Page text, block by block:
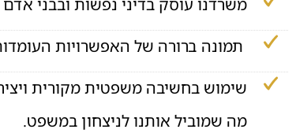
משרדנו עוסק בדיני נפשות ובבני
תמונה ברורה של האפשרויות
שימוש בחשיבה משפטית מקורית
מה שמוביל אותנו לניצחון במשפט.